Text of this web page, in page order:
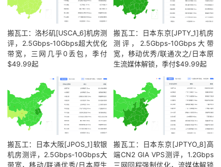
搬瓦工：洛杉矶[USCA_6]机房测
评，2.5Gbps-10Gbps超大优化
带宽，三网几乎0丢包，季付
$49.99起
搬瓦工：日本东京[JPTY_1]机房
测评，2.5Gbps-10Gbps大带
宽，移动优秀/联通次之/日本原
生流媒体解锁，季付$49.99起
搬瓦工：日本大阪[JPOS_1]软银
机房测评，2.5Gbps-10Gbps大
带宽，移动/联通优秀/日本原生
搬瓦工：日本东京[JPTYO_8]高
端CN2 GIA VPS测评，1.2Gbps
三网回程强制优化，流媒体解锁